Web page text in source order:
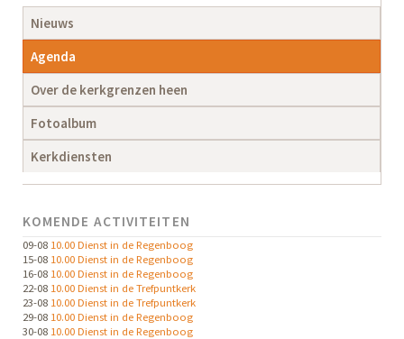
Navigatie
overslaan
Nieuws
Agenda
Over de kerkgrenzen heen
Fotoalbum
Kerkdiensten
KOMENDE ACTIVITEITEN
09-08 10.00 Dienst in de Regenboog
15-08 10.00 Dienst in de Regenboog
16-08 10.00 Dienst in de Regenboog
22-08 10.00 Dienst in de Trefpuntkerk
23-08 10.00 Dienst in de Trefpuntkerk
29-08 10.00 Dienst in de Regenboog
30-08 10.00 Dienst in de Regenboog